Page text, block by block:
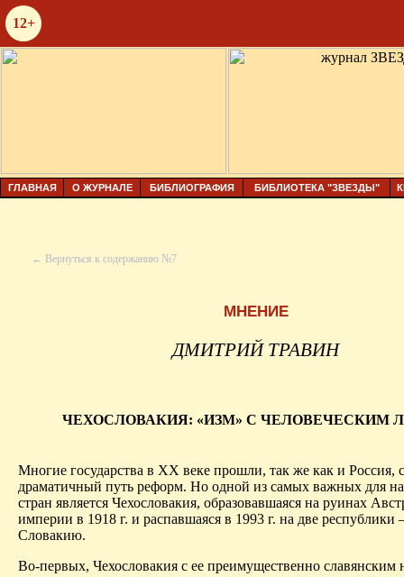
12+
ГЛАВНАЯ О ЖУРНАЛЕ БИБЛИОГРАФИЯ БИБЛИОТЕКА "ЗВЕЗДЫ"
← Вернуться к содержанию №7
МНЕНИЕ
ДМИТРИЙ ТРАВИН
ЧЕХОСЛОВАКИЯ: «ИЗМ» С ЧЕЛОВЕЧЕСКИМ
Многие государства в ХХ веке прошли, так же как и Россия,
драматичный путь реформ. Но одной из самых важных для
стран является Чехословакия, образовавшаяся на руинах
империи в 1918 г. и распавшаяся в 1993 г. на две
Словакию.
Во-первых, Чехословакия с ее преимущественно славянским